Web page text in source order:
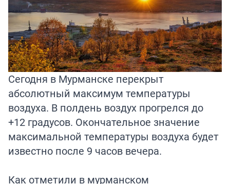
Сегодня в Мурманске перекрыт
абсолютный максимум температуры
воздуха. В полдень воздух прогрелся до
+12 градусов. Окончательное значение
максимальной температуры воздуха будет
известно после 9 часов вечера.
Как отметили в мурманском